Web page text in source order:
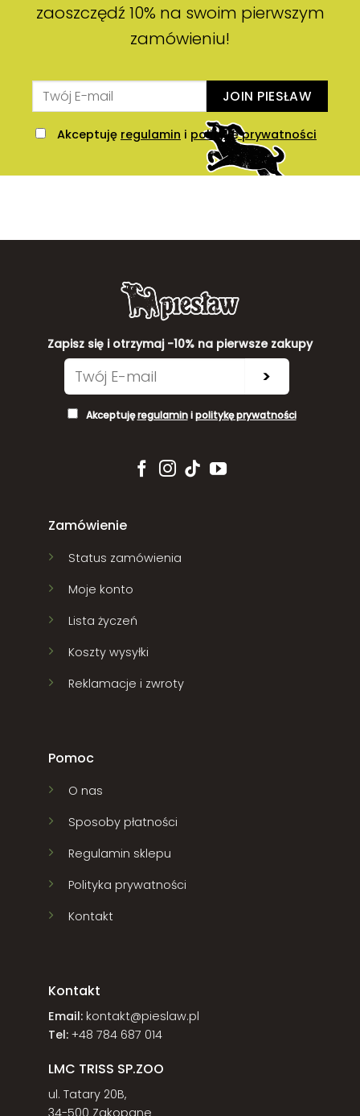
zaoszczędź 10% na swoim pierwszym
zamówieniu!
JOIN PIESŁAW
Akceptuję regulamin i politykę prywatności
Zapisz się i otrzymaj -10% na pierwsze zakupy
>
Akceptujęregulaminipolitykę prywatności
Zamówienie
Status zamówienia
Moje konto
Lista życzeń
Koszty wysyłki
Reklamacje i zwroty
Pomoc
O nas
Sposoby płatności
Regulamin sklepu
Polityka prywatności
Kontakt
Kontakt
Email: kontakt@pieslaw.pl
Tel: +48 784 687 014
LMC TRISS SP.ZOO
ul. Tatary 20B,